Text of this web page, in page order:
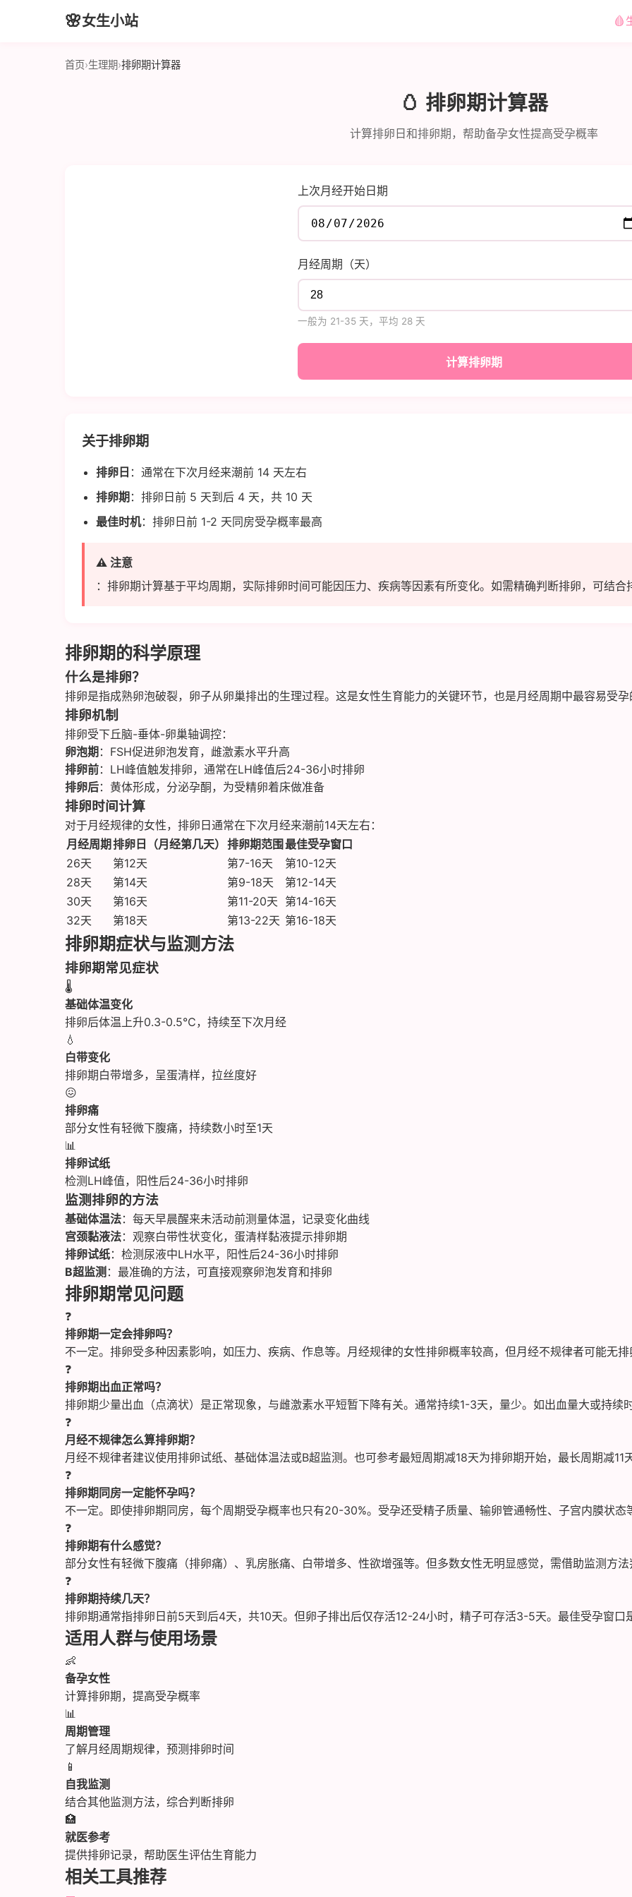
🌸女生小站 🩸
首页›生理期›排卵期计算器
🥚 排卵期计算器
计算排卵日和排卵期，帮助备孕女性提高受孕概率
上次月经开始日期
月经周期（天）
一般为 21-35 天，平均 28 天
计算排卵期
关于排卵期
排卵日 ：通常在下次月经来潮前 14 天左右
排卵期 ：排卵日前 5 天到后 4 天，共 10 天
最佳时机：排卵日前 1-2 天同房受孕概率最高
⚠️ 注意
：排卵期计算基于平均周期，实际排卵时间可能因压力、疾病等因素有所变化。如需精确判断排卵，可结
排卵期的科学原理
什么是排卵？
排卵是指成熟卵泡破裂，卵子从卵巢排出的生理过程。这是女性生育能力的关键环节，也是月经周期中最容易受
排卵机制
排卵受下丘脑-垂体-卵巢轴调控：
卵泡期 ：FSH促进卵泡发育，雌激素水平升高
排卵前：LH峰值触发排卵，通常在LH峰值后24-36小时排卵
排卵后：黄体形成，分泌孕酮，为受精卵着床做准备
排卵时间计算
对于月经规律的女性，排卵日通常在下次月经来潮前14天左右：
月经周期 排卵日（月经第几天） 排卵期范围 最佳受孕窗口
26天
第12天 第7-16天
第10-12天
28天
第14天 第9-18天
第12-14天
30天
第16天 第11-20天 第14-16天
32天
第18天 第13-22天 第16-18天
排卵期症状与监测方法
排卵期常见症状
🌡️
基础体温变化
排卵后体温上升0.3-0.5℃，持续至下次月经
💧
白带变化
排卵期白带增多，呈蛋清样，拉丝度好
😖
排卵痛
部分女性有轻微下腹痛，持续数小时至1天
📊
排卵试纸
检测LH峰值，阳性后24-36小时排卵
监测排卵的方法
基础体温法：每天早晨醒来未活动前测量体温，记录变化曲线
宫颈黏液法：观察白带性状变化，蛋清样黏液提示排卵期
排卵试纸：检测尿液中LH水平，阳性后24-36小时排卵
B超监测 ：最准确的方法，可直接观察卵泡发育和排卵
排卵期常见问题
❓
排卵期一定会排卵吗？
不一定。排卵受多种因素影响，如压力、疾病、作息等。月经规律的女性排卵概率较高，但月经不规律者可能无
❓
排卵期出血正常吗？
排卵期少量出血（点滴状）是正常现象，与雌激素水平短暂下降有关。通常持续1-3天，量少。如出血量大或持续
❓
月经不规律怎么算排卵期？
月经不规律者建议使用排卵试纸、基础体温法或B超监测。也可参考最短周期减18天为排卵期开始，最长周期减11
❓
排卵期同房一定能怀孕吗？
不一定。即使排卵期同房，每个周期受孕概率也只有20-30%。受孕还受精子质量、输卵管通畅性、子宫内膜状态
❓
排卵期有什么感觉？
部分女性有轻微下腹痛（排卵痛）、乳房胀痛、白带增多、性欲增强等。但多数女性无明显感觉，需借助监测方
❓
排卵期持续几天？
排卵期通常指排卵日前5天到后4天，共10天。但卵子排出后仅存活12-24小时，精子可存活3-5天。最佳受孕窗口
适用人群与使用场景
👶
备孕女性
计算排卵期，提高受孕概率
📊
周期管理
了解月经周期规律，预测排卵时间
📱
自我监测
结合其他监测方法，综合判断排卵
🏥
就医参考
提供排卵记录，帮助医生评估生育能力
相关工具推荐